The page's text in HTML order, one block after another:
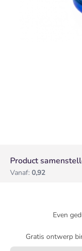
Product
Vanaf: 0,92
Even
Gratis ontwerp